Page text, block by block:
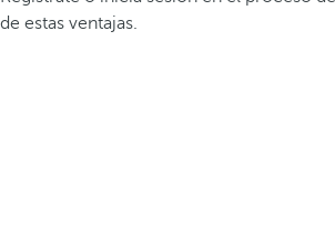
de estas ventajas.